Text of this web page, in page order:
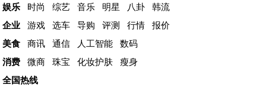
娱乐
时尚 综艺 音乐 明星 八卦
韩流
企业
游戏 选车 导购 评测 行情
报价
美食
商讯 通信 人工智能
数码
消费
微商 珠宝 化妆护肤
瘦身
全国热线